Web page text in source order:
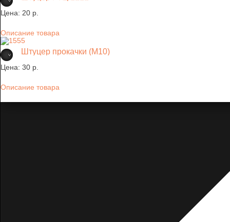
Цена: 20 p.
Описание товара
Штуцер прокачки (М10)
Цена: 30 p.
Описание товара